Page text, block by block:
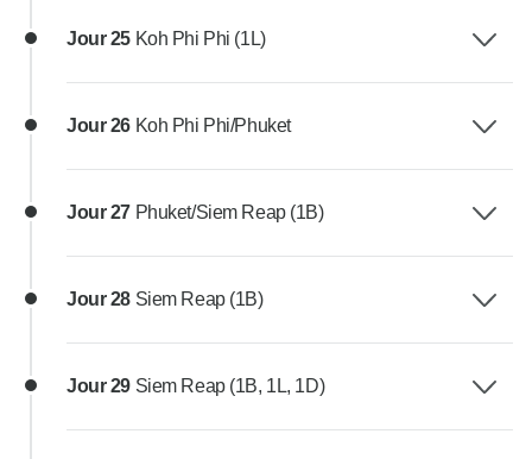
Jour 25 Koh Phi Phi (1L)
Jour 26 Koh Phi Phi/Phuket
Jour 27 Phuket/Siem Reap (1B)
Jour 28 Siem Reap (1B)
Jour 29 Siem Reap (1B, 1L, 1D)